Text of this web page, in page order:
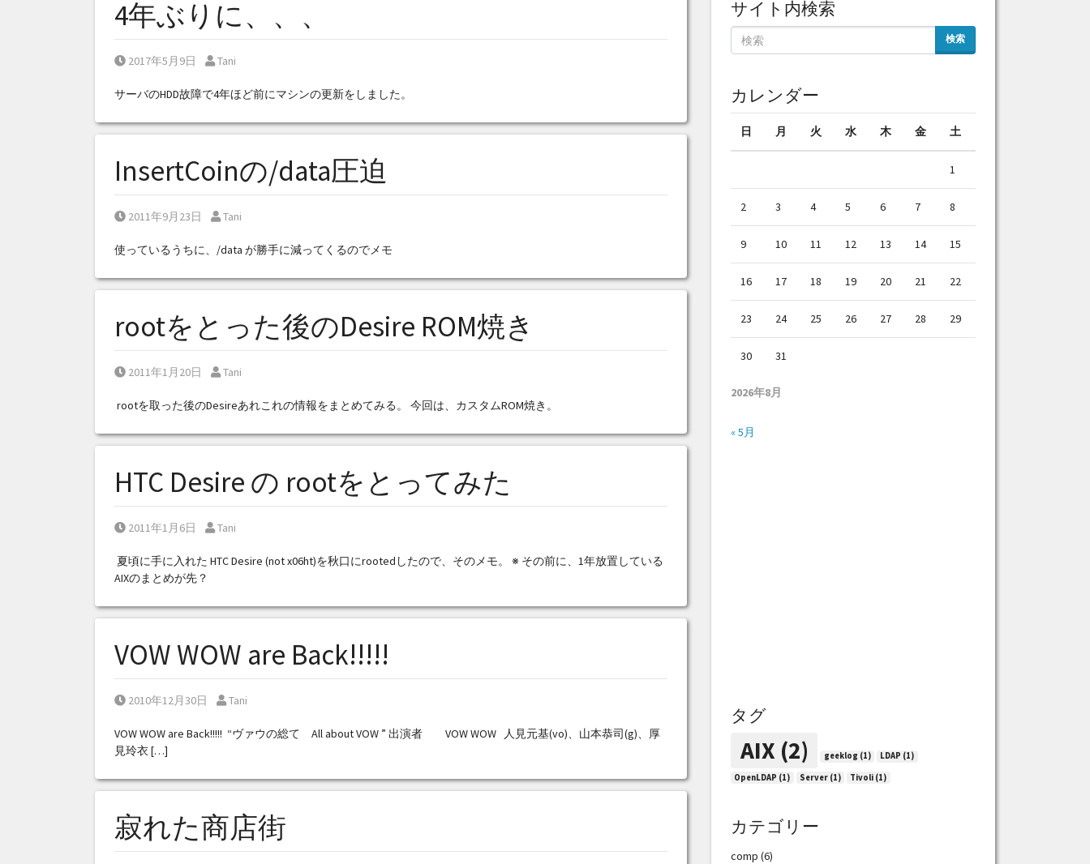
4年ぶりに、、、
Posted on
2017年5月9日 Posted by
Tani
サーバのHDD故障で4年ほど前にマシンの更新をしました。
InsertCoinの/data圧迫
Posted on
2011年9月23日 Posted by
Tani
使っているうちに、/data が勝手に減ってくるのでメモ
rootをとった後のDesire ROM焼き
Posted on
2011年1月20日 Posted by
Tani
rootを取った後のDesireあれこれの情報をまとめてみる。 今回は、カスタムROM焼き。
HTC Desire の rootをとってみた
Posted on
2011年1月6日 Posted by
Tani
夏頃に手に入れた HTC Desire (not x06ht)を秋口にrootedしたので、そのメモ。 ※ その前に、1年放置している
AIXのまとめが先？
VOW WOW are Back!!!!!
Posted on
2010年12月30日 Posted by
Tani
VOW WOW are Back!!!!! “ヴァウの総て All about VOW ” 出演者 VOW WOW 人見元基(vo)、山本恭司(g)、厚
見玲衣 […]
寂れた商店街
サイト内検索
検索
カレンダー
2026年8月
日 月 火 水 木 金 土
1
2 3 4 5 6 7 8
9 10 11 12 13 14 15
16 17 18 19 20 21 22
23 24 25 26 27 28 29
30 31
« 5月
タグ
AIX (2) geeklog (1) LDAP (1)
OpenLDAP (1) Server(1) Tivoli (1)
カテゴリー
comp (6)